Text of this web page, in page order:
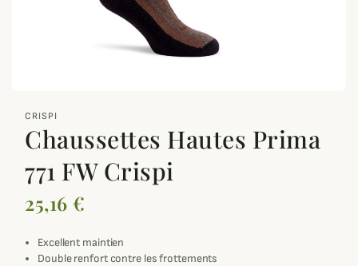
CRISPI
Chaussettes Hautes Prima
771 FW Crispi
25,16 €
Excellent maintien
Double renfort contre les frottements